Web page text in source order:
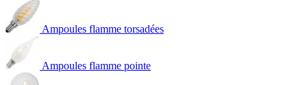
Ampoules flamme torsadées
Ampoules flamme pointe